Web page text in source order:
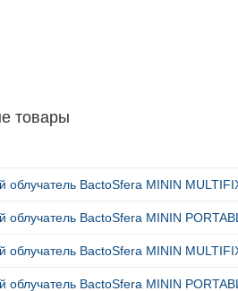
товары
облучатель BactoSfera MININ
облучатель BactoSfera MININ
облучатель BactoSfera MININ
облучатель BactoSfera MININ